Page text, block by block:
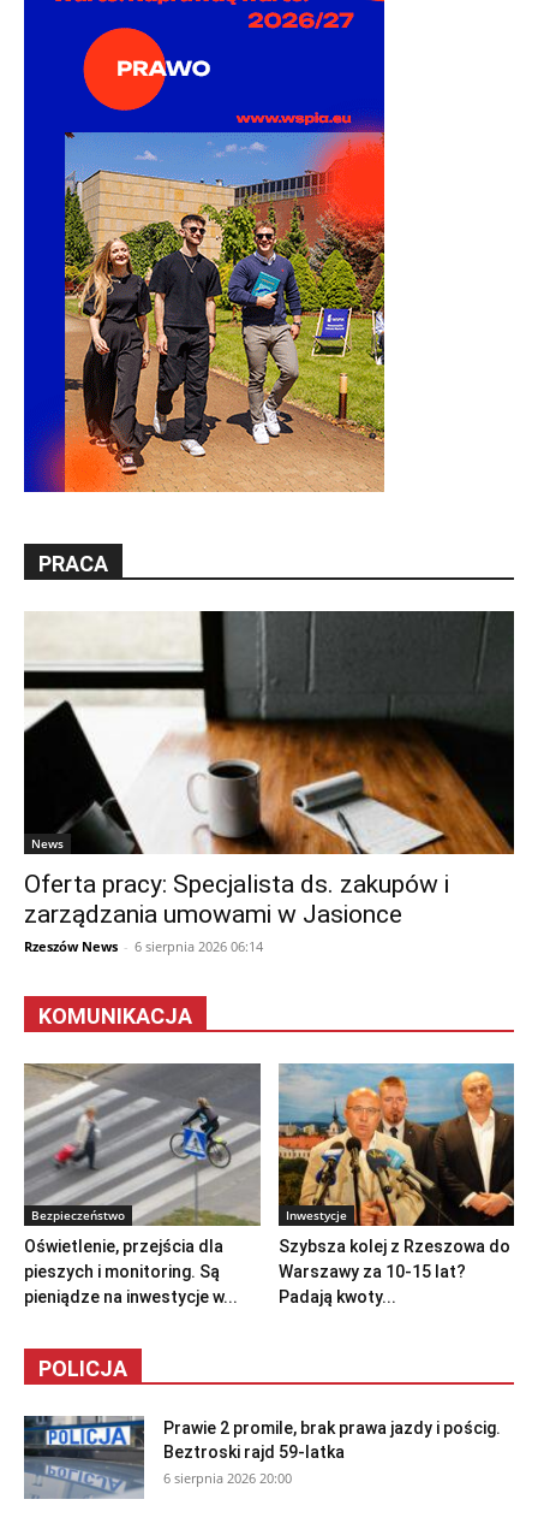
PRACA
News
Oferta pracy: Specjalista ds. zakupów i
zarządzania umowami w Jasionce
Rzeszów News - 6 sierpnia 2026 06:14
KOMUNIKACJA
Bezpieczeństwo
Oświetlenie, przejścia dla
pieszych i monitoring. Są
pieniądze na inwestycje w...
Inwestycje
Szybsza kolej z Rzeszowa do
Warszawy za 10-15 lat?
Padają kwoty...
POLICJA
Prawie 2 promile, brak prawa jazdy i pościg.
Beztroski rajd 59-latka
6 sierpnia 2026 20:00